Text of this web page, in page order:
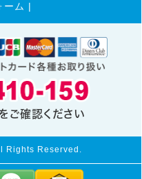
ーム |
ご確認ください
Rights Reserved.